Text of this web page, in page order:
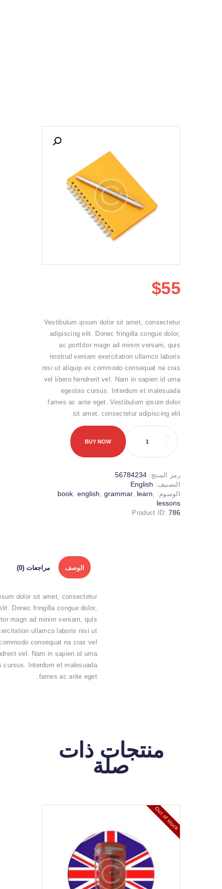
اتصل بنا
$55
Vestibulum ipsum dolor sit amet, consectetur
adipiscing elit. Donec fringilla congue dolor,
ac porttitor magn ad minim veniam, quis
nostrud veniam exercitation ullamco laboris
nisi ut aliquip ex commodo consequat na cras
vel libero hendrerit vel. Nam in sapien id urna
egestas cursus. Interdum et malesuada
fames ac ante eget. Vestibulum ipsum dolor
sit amet, consectetur adipiscing elit.
كمية
English
Vocabulary
Notebook
BUY NOW
رمز المنتج: 56784234
التصنيف: English
الوسوم: book ,english grammar, learn
lessons
Product ID: 786
الوصف مراجعات (0)
dolor sit amet, consectetur
Donec fringilla congue dolor,
magn ad minim veniam, quis
ullamco laboris nisi ut
consequat na cras vel
vel. Nam in sapien id urna
cursus. Interdum et malesuada
fames ac ante eget.
منتجات ذات
صلة
Out of stock